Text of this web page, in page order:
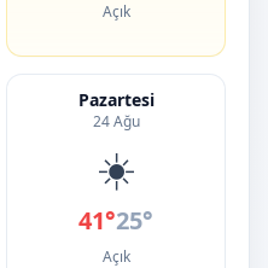
Açık
Pazartesi
24 Ağu
☀️
41°25°
Açık